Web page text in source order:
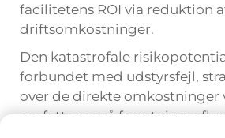
facilitetens ROI via reduktion
driftsomkostninger.
Den katastrofale
forbundet med udstyrsfejl,
over de direkte omkostninger
omfatter også